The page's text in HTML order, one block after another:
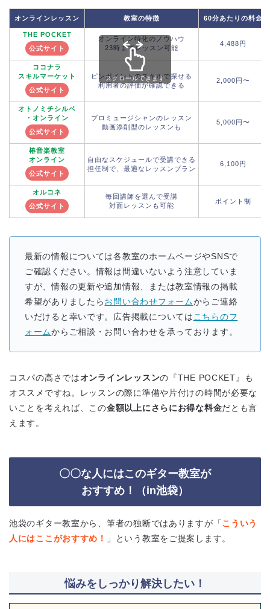
オンラインレッスン 教室の特徴 60分あたりの料金
THE POCKET
公式サイト
オンライン特化のノウハウ
23時までレッスン可能
4,488円
ココナラ
スキルマーケット
公式サイト
ピンポイントのスキルで探せる
利用者の評価が確認できる
2,000円〜
オトノミチシルベ
・オンライン
公式サイト
プロミュージシャンのレッスン
動画添削型のレッスンも
5,000円〜
椿音楽教室
オンライン
公式サイト
自由なスケジュールで受講できる
担任制で、最適なレッスンプラン
6,100円
オルコネ
公式サイト
毎回講師を選んで受講
対面レッスンも可能
ポイント制
スクロールできます
最新の情報については各教室のホームページやSNSで
ご確認ください。情報は間違いないよう注意していま
すが、情報の更新や追加情報、または教室情報の掲載
希望がありましたらお問い合わせフォームからご連絡
いだけると幸いです。広告掲載については こちらのフ
ォームからご相談・お問い合わせを承っております。
コスパの高さではオンラインレッスンの『THE POCKET』も
オススメですね。レッスンの際に準備や片付けの時間が必要な
いことを考えれば、この金額以上にさらにお得な料金だとも言
えます。
〇〇な人にはこのギター教室が
おすすめ！（in池袋）
池袋のギター教室から、筆者の独断ではありますが「こういう
人にはここがおすすめ！
」という教室をご提案します。
悩みをしっかり解決したい！